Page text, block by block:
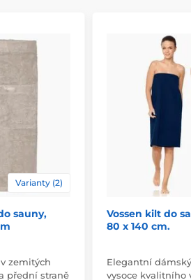
Varianty (2)
sauny,
zemitých
přední straně
Vossen kilt do
80 x 140 cm.
Elegantní
vysoce kvalitního